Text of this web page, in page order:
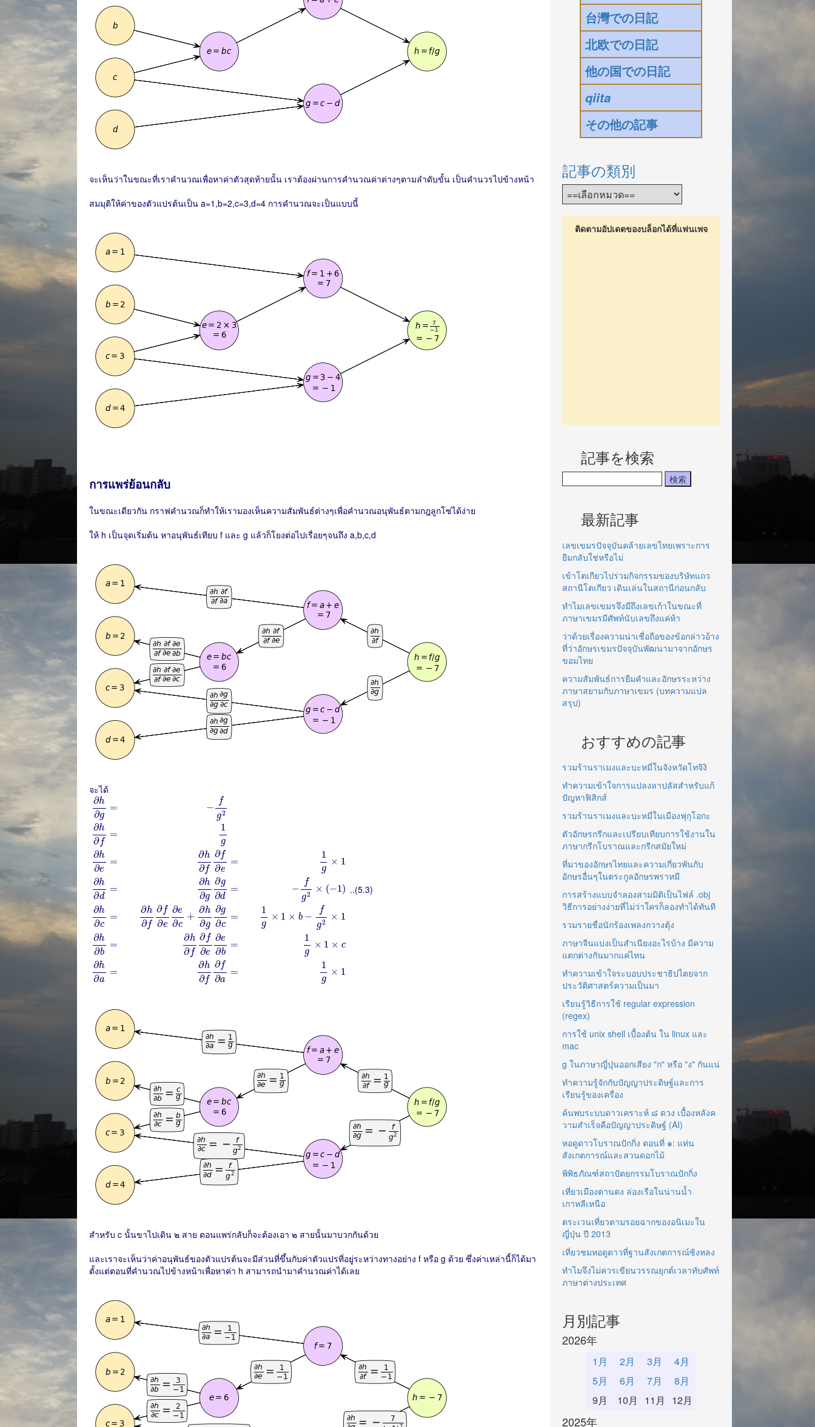
จะเห็นว่าในขณะที่เราคำนวณเพื่อหาค่าตัวสุดท้ายนั้น เราต้องผ่านการคำนวณค่าต่างๆตามลำดับขั้น เป็นคำนวรไปข้างหน้า
สมมุติให้ค่าของตัวแปรต้นเป็น a=1,b=2,c=3,d=4 การคำนวณจะเป็นแบบนี้
การแพร่ย้อนกลับ
ในขณะเดียวกัน กราฟคำนวณก็ทำให้เรามองเห็นความสัมพันธ์ต่างๆเพื่อคำนวณอนุพันธ์ตามกฎลูกโซ่ได้ง่าย
ให้ h เป็นจุดเริ่มต้น หาอนุพันธ์เทียบ f และ g แล้วก็โยงต่อไปเรื่อยๆจนถึง a,b,c,d
จะได้
∂h
∂g
= −
f
g2
∂h
∂ f
=
1
g
∂h
∂e
=
∂h
∂f
∂f
∂e
=
1
g
× 1
∂h
∂d
=
∂h
∂g
∂g
∂d
= −
f
g2 × (−1)
∂h
∂c
=
∂h
∂f
∂ f
∂e
∂e
∂c
+
∂h
∂g
∂g
∂c
=
1
g
× 1 × b −
f
g2 × 1
∂h
∂b
=
∂h
∂ f
∂f
∂e
∂e
∂b
=
1
g
× 1 × c
∂h
∂a
=
∂h
∂f
∂f
∂a
=
1
g
× 1
∂h∂g ∂f g2×1∂h∂b=
..(5.3)
สำหรับ c นั้นขาไปเดิน ๒ สาย ตอนแพร่กลับก็จะต้องเอา ๒ สายนั้นมาบวกกันด้วย
และเราจะเห็นว่าค่าอนุพันธ์ของตัวแปรต้นจะมีส่วนที่ขึ้นกับค่าตัวแปรที่อยู่ระหว่างทางอย่าง f หรือ g ด้วย ซึ่งค่าเหล่านี้ก็ได้มา
ตั้งแต่ตอนที่คำนวณไปข้างหน้าเพื่อหาค่า h สามารถนำมาคำนวณค่าได้เลย
台灣での日記
北欧での日記
他の国での日記
qiita
その他の記事
記事の類別
ติดตามอัปเดตของบล็อกได้ที่แฟนเพจ
記事を検索
最新記事
เลขเขมรปัจจุบันคล้ายเลขไทยเพราะการ
ยืมกลับใช่หรือไม่
เข้าโตเกียวไปร่วมกิจกรรมของบริษัทแถว
สถานีโตเกียว เดินเล่นในสถานีก่อนกลับ
ทำไมเลขเขมรจึงมีถึงเลขเก้าในขณะที่
ภาษาเขมรมีศัพท์นับเลขถึงแค่ห้า
ว่าด้วยเรื่องความน่าเชื่อถือของข้อกล่าวอ้าง
ที่ว่าอักษรเขมรปัจจุบันพัฒนามาจากอักษร
ขอมไทย
ความสัมพันธ์การยืมคำและอักษรระหว่าง
ภาษาสยามกับภาษาเขมร (บทความแปล
สรุป)
おすすめの記事
รวมร้านราเมงและบะหมี่ในจังหวัดโทจิงิ
ทำความเข้าใจการแปลงลาปลัสสำหรับแก้
ปัญหาฟิสิกส์
รวมร้านราเมงและบะหมี่ในเมืองฟุกุโอกะ
ตัวอักษรกรีกและเปรียบเทียบการใช้งานใน
ภาษากรีกโบราณและกรีกสมัยใหม่
ที่มาของอักษรไทยและความเกี่ยวพันกับ
อักษรอื่นๆในตระกูลอักษรพราหมี
การสร้างแบบจำลองสามมิติเป็นไฟล์ .obj
วิธีการอย่างง่ายที่ไม่ว่าใครก็ลองทำได้ทันที
รวมรายชื่อนักร้องเพลงกวางตุ้ง
ภาษาจีนแบ่งเป็นสำเนียงอะไรบ้าง มีความ
แตกต่างกันมากแค่ไหน
ทำความเข้าใจระบอบประชาธิปไตยจาก
ประวัติศาสตร์ความเป็นมา
เรียนรู้วิธีการใช้ regular expression
(regex)
การใช้ unix shell เบื้องต้น ใน linux และ
mac
g ในภาษาญี่ปุ่นออกเสียง "ก" หรือ "ง" กันแน่
ทำความรู้จักกับปัญญาประดิษฐ์และการ
เรียนรู้ของเครื่อง
ค้นพบระบบดาวเคราะห์ ๘ ดวง เบื้องหลังค
วามสำเร็จคือปัญญาประดิษฐ์ (AI)
หอดูดาวโบราณปักกิ่ง ตอนที่ ๑: แท่น
สังเกตการณ์และสวนดอกไม้
พิพิธภัณฑ์สถาปัตยกรรมโบราณปักกิ่ง
เที่ยวเมืองตานตง ล่องเรือในน่านน้ำ
เกาหลีเหนือ
ตระเวนเที่ยวตามรอยฉากของอนิเมะใน
ญี่ปุ่น ปี 2013
เที่ยวชมหอดูดาวที่ฐานสังเกตการณ์ซิงหลง
ทำไมจึงไม่ควรเขียนวรรณยุกต์เวลาทับศัพท์
ภาษาต่างประเทศ
月別記事
2026年
1月 2月 3月
4月
5月
6月 7月
8月
9月
10月 11月 12月
2025年